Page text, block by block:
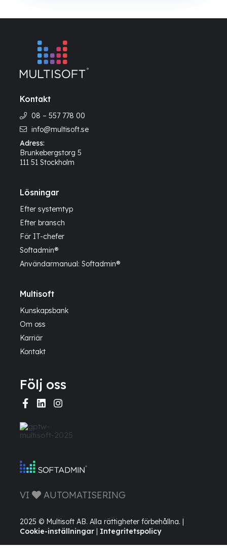
Kontakt
08 – 557 778 00
info@multisoft.se
Adress:
Brunkebergstorg 5
111 51 Stockholm
Lösningar
Efter systemtyp
Efter bransch
För IT-chefer
Softadmin®
Användarmanual: Softadmin®
Multisoft
Kunskapsbank
Om oss
Karriär
Kontakt
Följ oss
VI AUTOMATISERING
2025 © Multisoft AB. Alla rättigheter förbehållna. |
Cookie-inställningar | Integritetspolicy